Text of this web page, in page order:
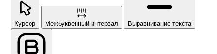
Курсор Межбуквенный интервал Выравнивание текста